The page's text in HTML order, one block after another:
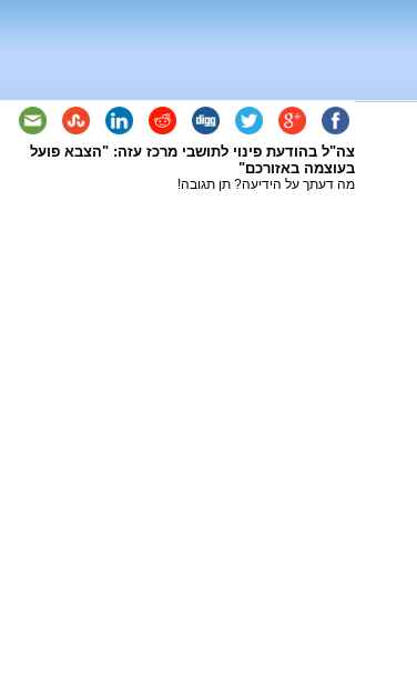
צה"ל בהודעת פינוי לתושבי מרכז עזה: "הצבא פועל
בעוצמה באזורכם"
מה דעתך על הידיעה? תן תגובה!